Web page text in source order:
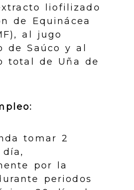
liofilizado
de Equinácea
al jugo
de Saúco y al
total de Uña de
tomar 2
por la
periodos